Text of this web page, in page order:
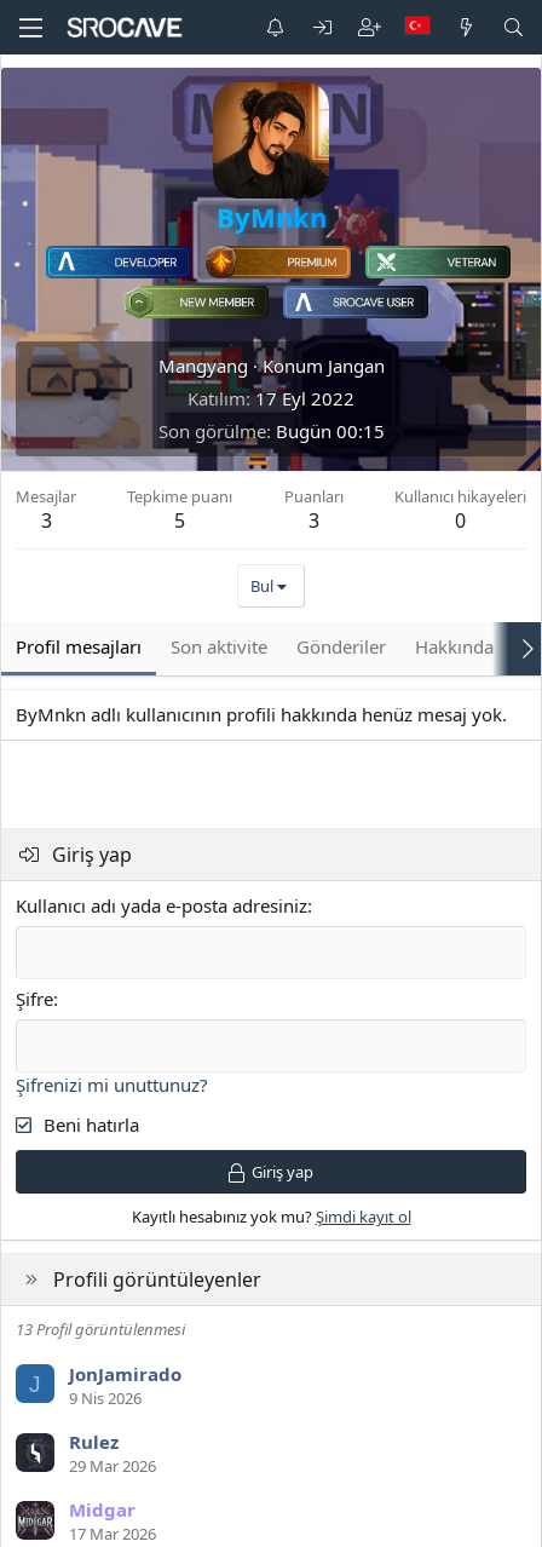
ByMnkn
Mangyang ·Konum Jangan
Katılım 17 Eyl 2022
Son görülme Bugün 00:15
Mesajlar
3
Tepkime puanı
5
Puanları
3
Kullanıcı hikayeleri
0
Bul
Profil mesajları Son aktivite Gönderiler Hakkında
ByMnkn adlı kullanıcının profili hakkında henüz mesaj yok.
Giriş yap
Kullanıcı adı yada e-posta adresiniz
Şifre
Şifrenizi mi unuttunuz?
Beni hatırla
Giriş yap
Kayıtlı hesabınız yok mu?Şimdi kayıt ol
Profili görüntüleyenler
13 Profil görüntülenmesi
J JonJamirado
9 Nis 2026
Rulez
29 Mar 2026
Midgar
17 Mar 2026